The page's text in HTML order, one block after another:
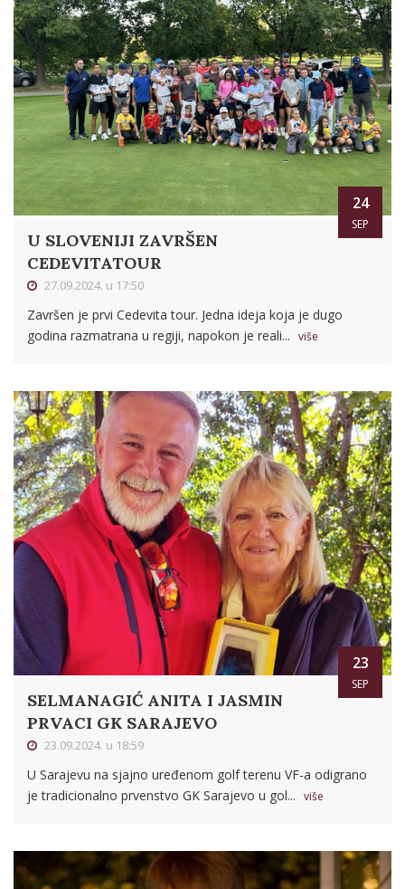
24
SEP
U SLOVENIJI ZAVRŠEN
CEDEVITATOUR
27.09.2024. u 17:50
Završen je prvi Cedevita tour. Jedna ideja koja je dugo
godina razmatrana u regiji, napokon je reali... više
23
SEP
SELMANAGIĆ ANITA I JASMIN
PRVACI GK SARAJEVO
23.09.2024. u 18:59
U Sarajevu na sjajno uređenom golf terenu VF-a odigrano
je tradicionalno prvenstvo GK Sarajevo u gol... više